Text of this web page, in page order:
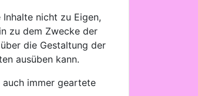
nicht zu Eigen,
zu dem Zwecke der
die Gestaltung der
ausüben kann.
immer geartete